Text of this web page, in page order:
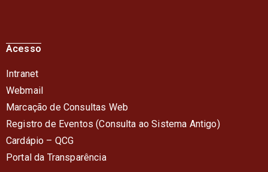
Acesso
Intranet
Webmail
Marcação de Consultas Web
Registro de Eventos (Consulta ao Sistema Antigo)
Cardápio – QCG
Portal da Transparência